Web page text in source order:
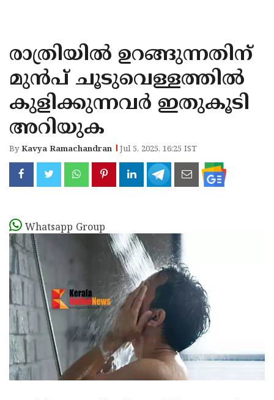
KANNUR
KASARAGOD
രാത്രിയില്‍ ഉറങ്ങുന്നതിന്
മുന്‍പ് ചൂടുവെള്ളത്തില്‍
കുളിക്കുന്നവര്‍ ഇതുകൂടി
അറിയുക
ByKavya Ramachandran Jul 5, 2025, 16:25 IST
Whatsapp Group